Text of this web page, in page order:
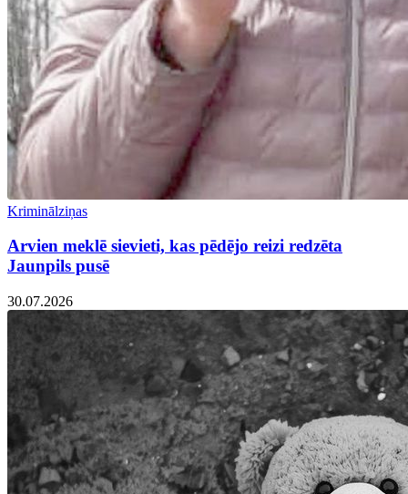
Kriminālziņas
Arvien meklē sievieti, kas pēdējo reizi redzēta
Jaunpils pusē
30.07.2026